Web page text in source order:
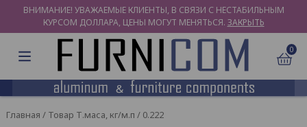
ВНИМАНИЕ! УВАЖАЕМЫЕ КЛИЕНТЫ, В СВЯЗИ С НЕСТАБИЛЬНЫМ
КУРСОМ ДОЛЛАРА, ЦЕНЫ МОГУТ МЕНЯТЬСЯ. ЗАКРЫТЬ
0
Главная / Товар Т.маса, кг/м.п / 0.222